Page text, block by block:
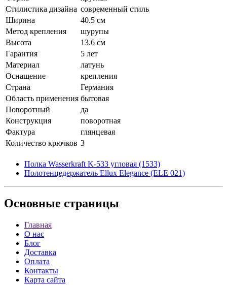
Стилистика дизайна современный стиль
Ширина
40.5 см
Метод крепления
шурупы
Высота
13.6 см
Гарантия
5 лет
Материал
латунь
Оснащение
крепления
Страна
Германия
Область применения бытовая
Поворотный
да
Конструкция
поворотная
Фактура
глянцевая
Количество крючков 3
Полка Wasserkraft K-533 угловая (1533)
Полотенцедержатель Ellux Elegance (ELE 021)
Основные страницы
Главная
О нас
Блог
Доставка
Оплата
Контакты
Карта сайта